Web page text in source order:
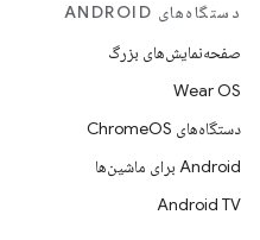
دستگاه‌های ANDROID
صفحه‌نمایش‌های بزرگ
Wear OS
دستگاه‌های ChromeOS
Android برای ماشین‌ها
Android TV